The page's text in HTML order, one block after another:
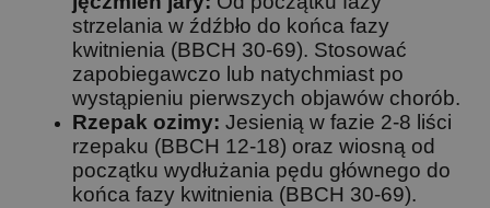
strzelania w źdźbło do końca fazy
kwitnienia (BBCH 30-69). Stosować
zapobiegawczo lub natychmiast po
wystąpieniu pierwszych objawów chorób.
Rzepak ozimy: Jesienią w fazie 2-8 liści
rzepaku (BBCH 12-18) oraz wiosną od
początku wydłużania pędu głównego do
końca fazy kwitnienia (BBCH 30-69).